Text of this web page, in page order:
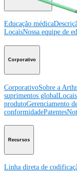
Educação médica
LocaisNossa equipe de
Corporativo
CorporativoSobre a
suprimentos globalLocais
produtoGerenciamento
conformidadePatentes
Recursos
Linha direta de